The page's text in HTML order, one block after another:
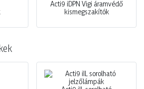
Acti9 iDPN Vigi áramvédő
kismegszakítók